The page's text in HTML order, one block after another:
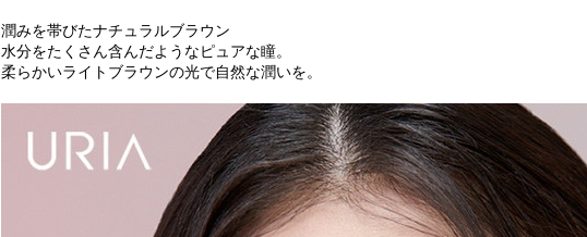
潤みを帯びたナチュラルブラウン
水分をたくさん含んだようなピュアな瞳。
柔らかいライトブラウンの光で自然な潤いを。